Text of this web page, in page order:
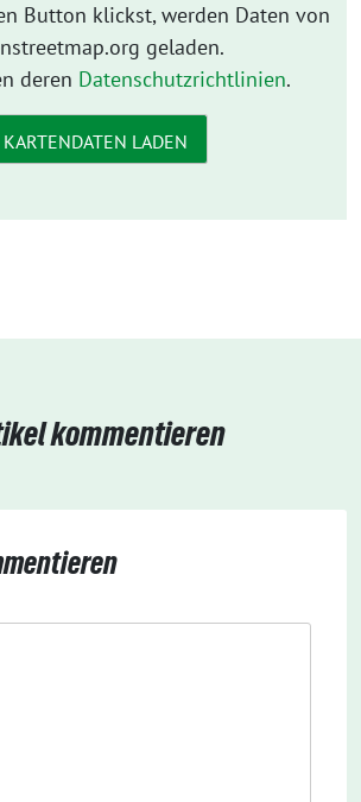
Button klickst, werden Daten von
geladen.
deren Datenschutzrichtlinien.
KARTENDATEN LADEN
kommentieren